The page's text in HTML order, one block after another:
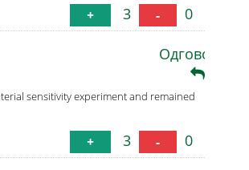
+ 3 - 0
Одговори
sensitivity experiment and remained
+ 3 - 0